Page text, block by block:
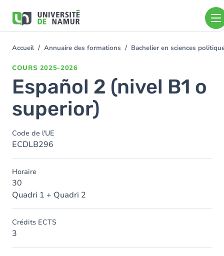
contenu
You
Accueil Annuaire des formations Bachelier en sciences
COURS 2025-2026
Español 2 (nivel B1 o
superior)
Code de l'UE
ECDLB296
Horaire
30
Quadri 1 + Quadri 2
Crédits ECTS
3